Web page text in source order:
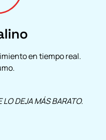
en tiempo real.
DEJA MÁS BARATO.